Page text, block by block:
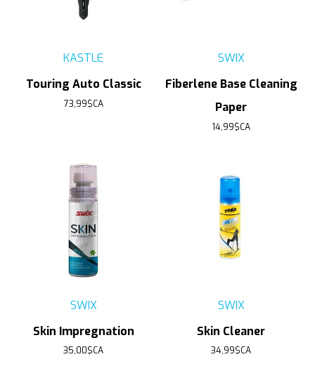
KASTLE
Touring Auto Classic
73,99$CA
SWIX
Fiberlene Base Cleaning
Paper
14,99$CA
SWIX
Skin Impregnation
35,00$CA
SWIX
Skin Cleaner
34,99$CA